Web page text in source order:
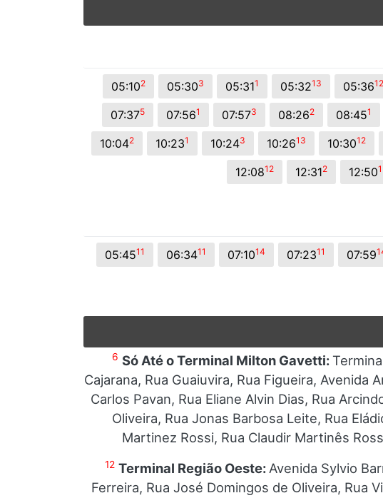
05:102 05:303 05:311 05:3213 05:3612
07:375 07:561 07:573 08:262 08:451
10:042 10:231 10:243 10:2613 10:3012
12:0812 12:312 12:501
05:4511 06:3411 07:1014 07:2311 07:59
6 Só Até o Terminal Milton Gavetti:
Cajarana, Rua Guaiuvira, Rua Figueira, Avenida
Carlos Pavan, Rua Eliane Alvin Dias, Rua
Oliveira, Rua Jonas Barbosa Leite, Rua
Martinez Rossi, Rua Claudir Martinês
12 Terminal Região Oeste: Avenida Sylvio
Ferreira, Rua José Domingos de Oliveira, Rua